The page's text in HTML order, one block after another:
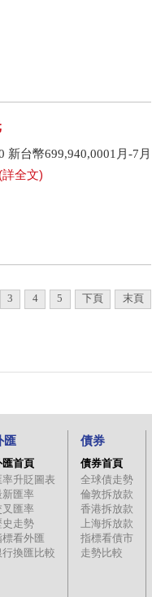
台幣699,940,0001月-7月
(詳全文)
3 4 5 下頁 末頁
匯
匯首頁
率升貶圖表
新匯率
叉匯率
史走勢
標看外匯
行換匯比較
債券
債券首頁
全球債走勢
倫敦拆放款
香港拆放款
上海拆放款
指標看債市
走勢比較